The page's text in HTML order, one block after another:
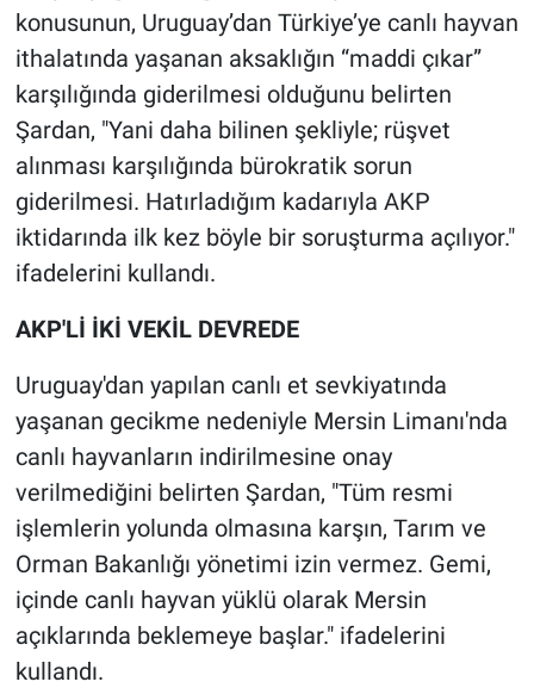
konusunun, Uruguay’dan Türkiye’ye canlı hayvan
ithalatında yaşanan aksaklığın “maddi çıkar”
karşılığında giderilmesi olduğunu belirten
Şardan, "Yani daha bilinen şekliyle; rüşvet
alınması karşılığında bürokratik sorun
giderilmesi. Hatırladığım kadarıyla AKP
iktidarında ilk kez böyle bir soruşturma açılıyor."
ifadelerini kullandı.
AKP'Lİ İKİ VEKİL DEVREDE
Uruguay'dan yapılan canlı et sevkiyatında
yaşanan gecikme nedeniyle Mersin Limanı'nda
canlı hayvanların indirilmesine onay
verilmediğini belirten Şardan, "Tüm resmi
işlemlerin yolunda olmasına karşın, Tarım ve
Orman Bakanlığı yönetimi izin vermez. Gemi,
içinde canlı hayvan yüklü olarak Mersin
açıklarında beklemeye başlar." ifadelerini
kullandı.